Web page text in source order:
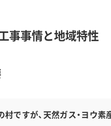
事事情と地域特性
ですが、天然ガス・ヨウ